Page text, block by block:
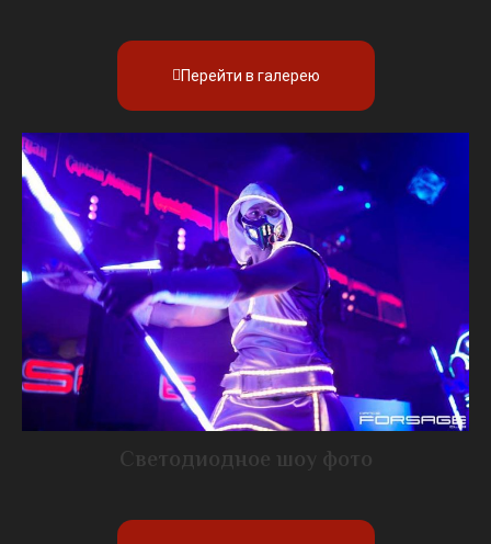
Перейти в галерею
Светодиодное шоу фото